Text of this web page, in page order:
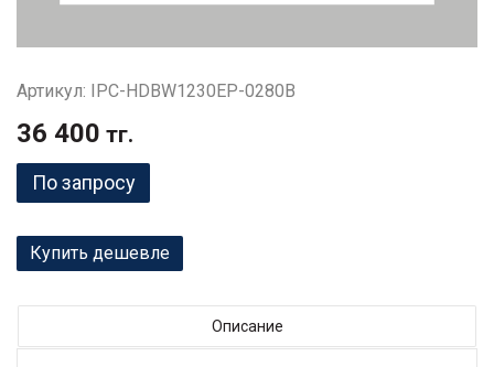
Артикул: IPC-HDBW1230EP-0280B
36 400 тг.
По запросу
Купить дешевле
Описание